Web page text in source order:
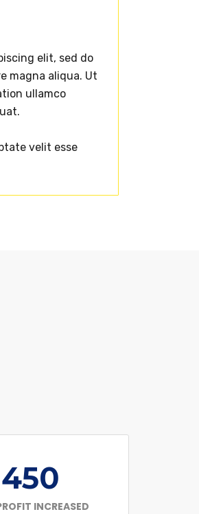
elit, sed do
magna aliqua. Ut
ullamco
velit esse
450
INCREASED